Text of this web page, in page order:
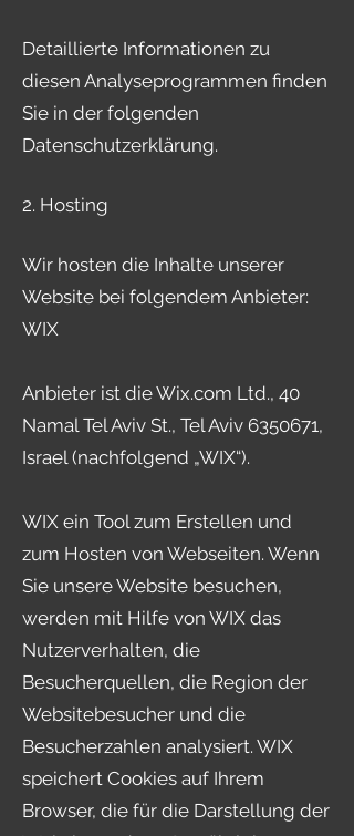
Detaillierte Informationen zu
diesen Analyseprogrammen finden
Sie in der folgenden
Datenschutzerklärung.
2. Hosting
Wir hosten die Inhalte unserer
Website bei folgendem Anbieter:
WIX
Anbieter ist die Wix.com Ltd., 40
Namal Tel Aviv St., Tel Aviv 6350671,
Israel (nachfolgend „WIX“).
WIX ein Tool zum Erstellen und
zum Hosten von Webseiten. Wenn
Sie unsere Website besuchen,
werden mit Hilfe von WIX das
Nutzerverhalten, die
Besucherquellen, die Region der
Websitebesucher und die
Besucherzahlen analysiert. WIX
speichert Cookies auf Ihrem
Browser, die für die Darstellung der